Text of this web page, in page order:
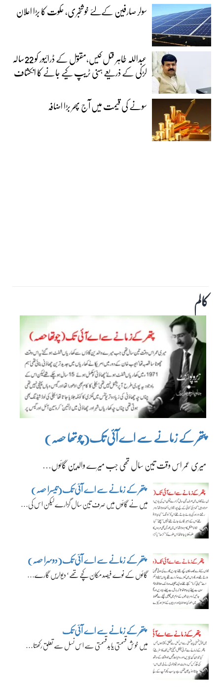
سولر صارفین کےلئے خوشخبری، حکوت کا بڑا اعلان
عبداللہ طاہر قتل کیس،مقتول کے ڈرائیور کو 22سالہ
لڑکی کے ذریعے ہنی ٹریپ کیے جانے کا انکشاف
سونے کی قیمت میں آج پھر بڑا اضافہ
کالم
پتھر کے زمانے سے اے آئی تک(چوتھا حصہ)
میری عمر اس وقت تین سال تھی جب میرے والدین گائوں…
پتھر کے زمانے سے اے آئی تک(تیسرا حصہ)
میں نے گائوں میں صرف تین سال گزارے لیکن اس کی…
پتھر کے زمانے سے اے آئی تک(دوسرا حصہ)
گائوں کے نوے فیصد مکان کچے تھے‘ دیواریں گارے…
پتھر کے زمانے سے اے آئی تک
میں خوش قسمتی یا بدقسمتی سے اس نسل سے تعلق رکھتا…